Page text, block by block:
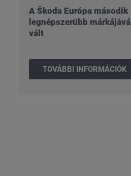
A Škoda Európa második
legnépszerűbb márkájává
vált
TOVÁBBI INFORMÁCIÓK